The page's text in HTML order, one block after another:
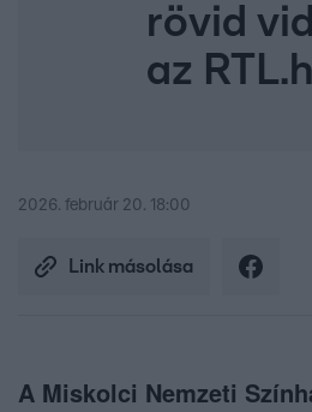
rövid
az
2026. február 20. 18:00
Link másolása
A Miskolci Nemzeti